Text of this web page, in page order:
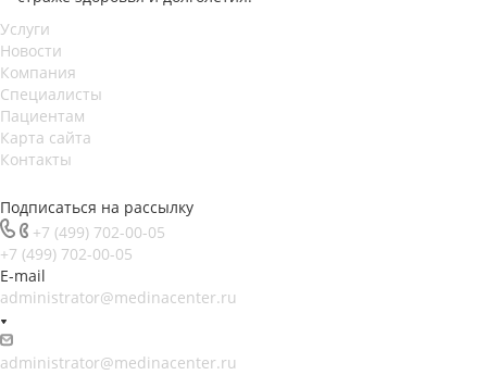
Услуги
Новости
Компания
Специалисты
Пациентам
Карта сайта
Контакты
Подписаться на рассылку
+7 (499) 702-00-05
+7 (499) 702-00-05
E-mail
administrator@medinacenter.ru
administrator@medinacenter.ru